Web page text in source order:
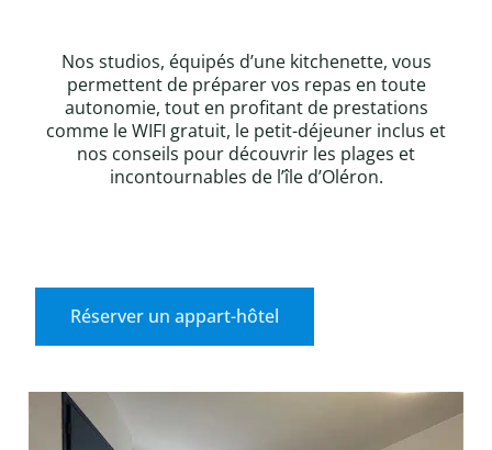
Nos studios, équipés d’une kitchenette, vous
permettent de préparer vos repas en toute
autonomie, tout en profitant de prestations
comme le WIFI gratuit, le petit-déjeuner inclus et
nos conseils pour découvrir les plages et
incontournables de l’île d’Oléron.
Réserver un appart-hôtel